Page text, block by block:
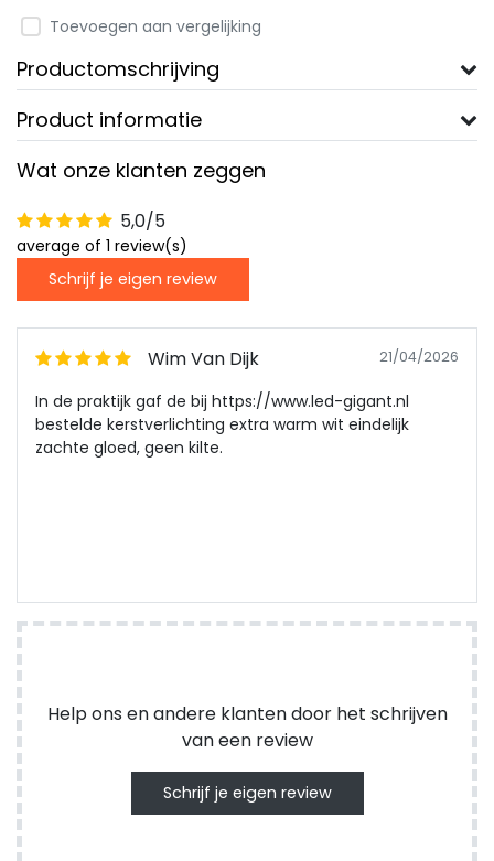
Toevoegen aan vergelijking
Productomschrijving
Product informatie
Wat onze klanten zeggen
5,0/5
average of 1 review(s)
Schrijf je eigen review
Wim Van Dijk 21/04/2026
In de praktijk gaf de bij https://www.led-gigant.nl
bestelde kerstverlichting extra warm wit eindelijk
zachte gloed, geen kilte.
Help ons en andere klanten door het schrijven
van een review
Schrijf je eigen review